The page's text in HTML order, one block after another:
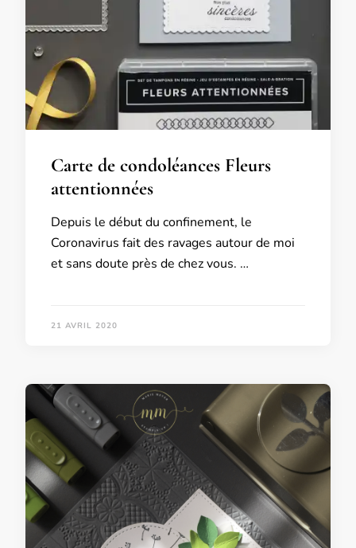
Carte de condoléances Fleurs
attentionnées
Depuis le début du confinement, le
Coronavirus fait des ravages autour de moi
et sans doute près de chez vous. …
21 AVRIL 2020